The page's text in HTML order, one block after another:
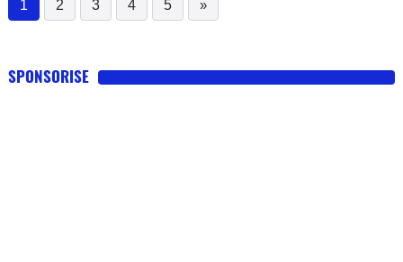
1
(current)
2 3 4 5 »
SPONSORISE